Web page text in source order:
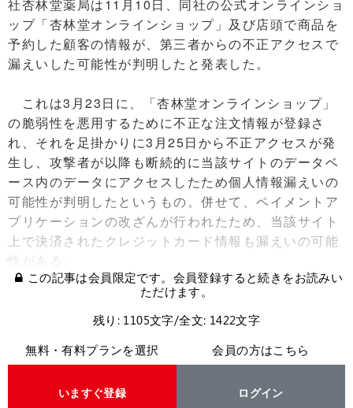
社杏林堂薬局は11月10日、同社の公式オンラインショ
ップ「杏林堂オンラインショップ」及び店頭で商品を
予約した顧客の情報が、第三者からの不正アクセスで
漏えいした可能性が判明したと発表した。
これは3月23日に、「杏林堂オンラインショップ」
の脆弱性を悪用するために不正な注文情報が登録さ
れ、それを足掛かりに3月25日から不正アクセスが発
生し、攻撃者が以降も断続的に当該サイトのデータベ
ース内のデータにアクセスしたため個人情報漏えいの
可能性が判明したというもの。併せて、ペイメントア
プリケーションの改ざんが行われたため、当該サイト
上で決済されたクレジットカード情報も漏えいの可能
性がある。
この記事は会員限定です。会員登録すると続きをお読みい
ただけます。
残り: 1105文字/全文: 1422文字
無料・有料プランを選択
いますぐ登録
会員の方はこちら
ログイン